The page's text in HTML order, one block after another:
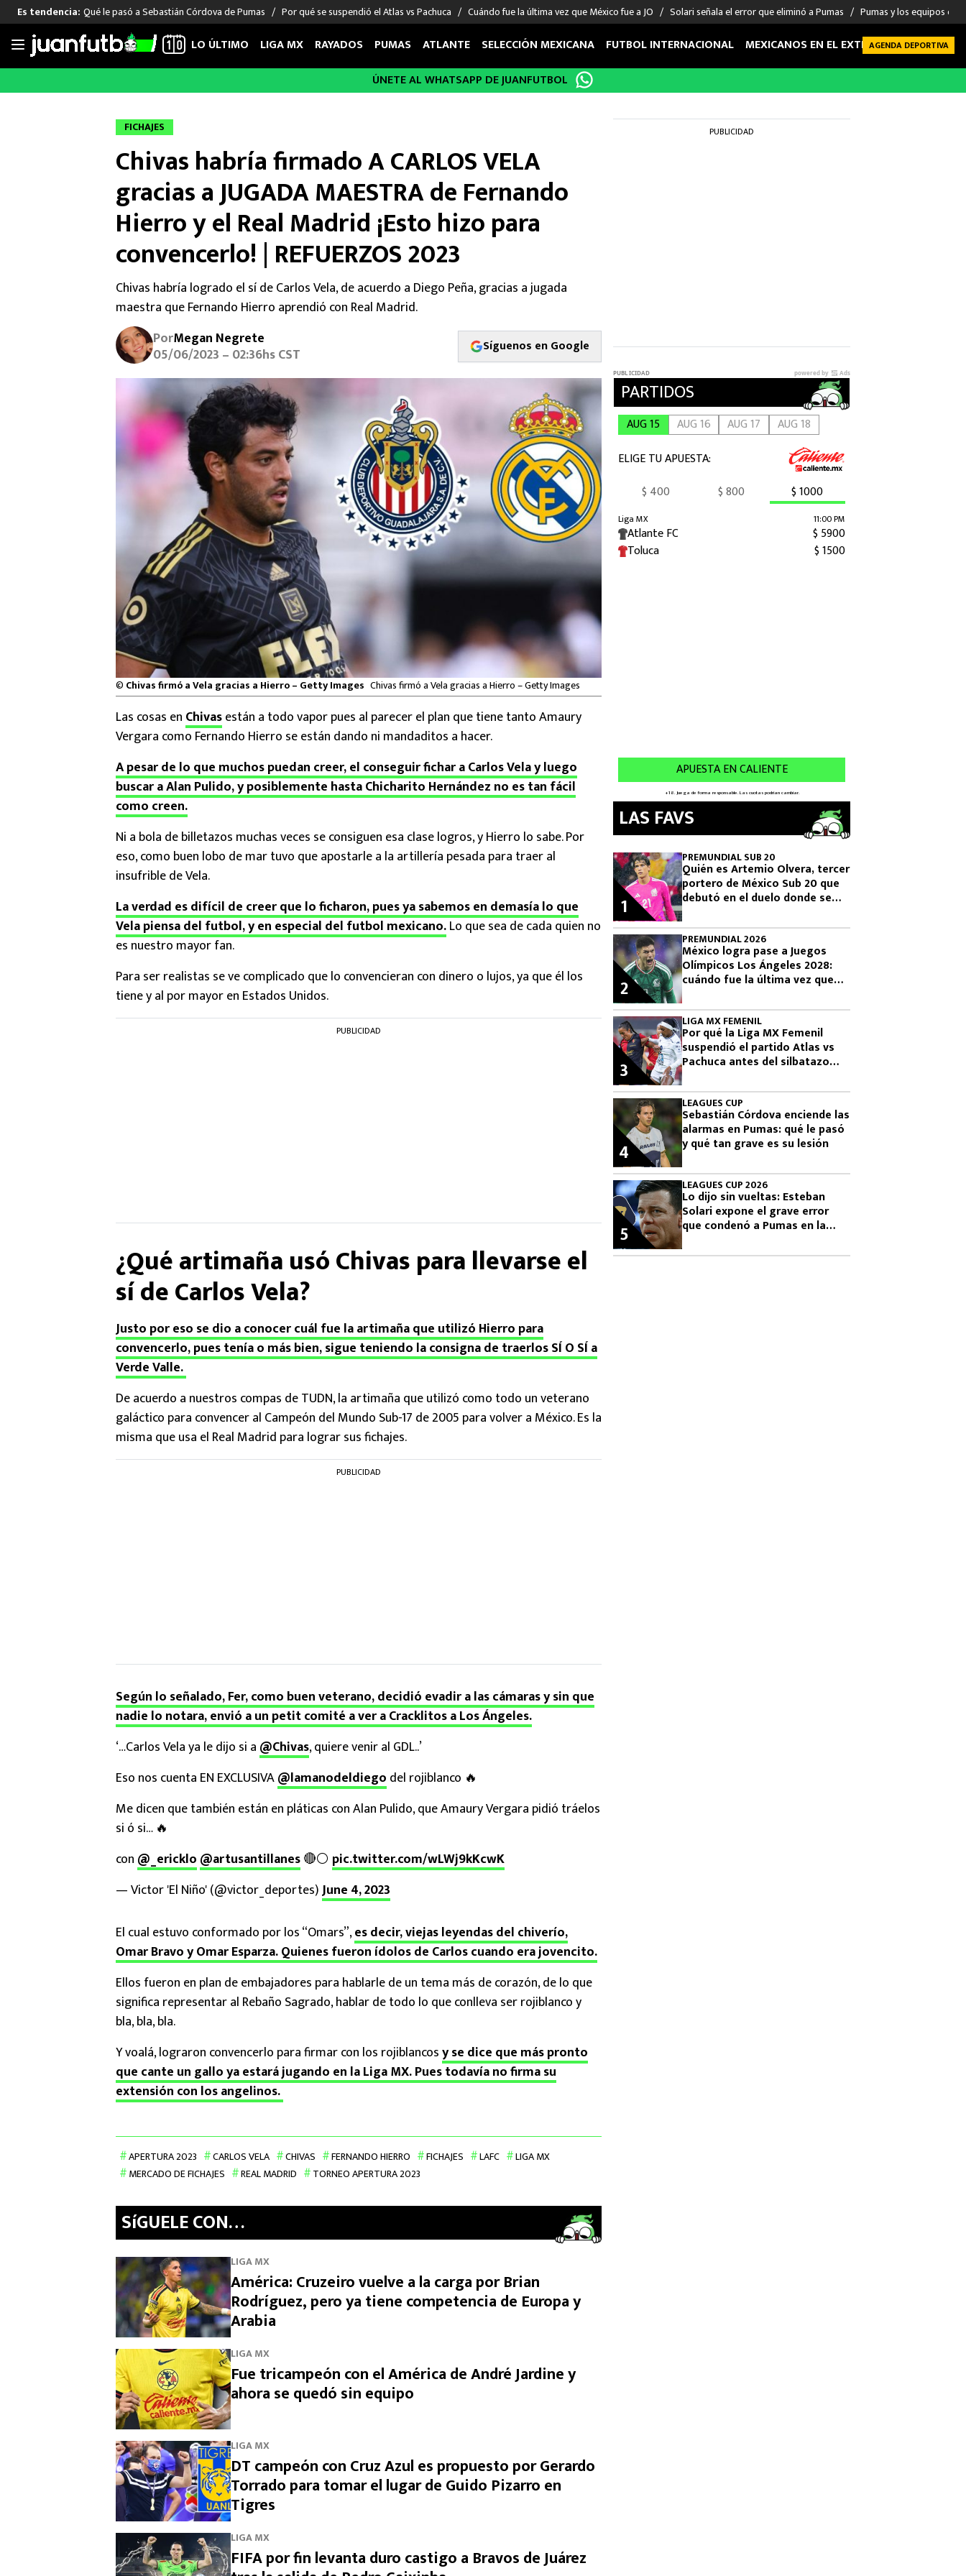
Saltar
Es tendencia: Qué le pasó a Sebastián Córdova de Pumas Por qué se suspendió el Atlas vs Pachuca Cuándo fue la última vez que México fue a JO Solari señala el error que eliminó a Pumas Pumas y los equipos
LIGA MX
Chivas de Guadalajara
Liga MX Femenil
FUT INTERNACIONAL
Las Noticias
Selección Mexicana
Champions League
Europa League
Real Madrid
Barcelona
MEXICANOS EN EL EXTRANJERO
Memo Ochoa
Edson Álvarez
Santiago Giménez
FIGURAS
Sergio Ramos
Giorgos Giakoumakis
André Jardine
DEPORTES
NFL
LO ÚLTIMO LIGA MX RAYADOS PUMAS ATLANTE SELECCIÓN MEXICANA FUTBOL INTERNACIONAL MEXICANOS EN EL EXTRANJERO FUTBOL
AGENDA DEPORTIVA
ÚNETE AL WHATSAPP DE JUANFUTBOL
FICHAJES
Chivas habría firmado A CARLOS VELA
gracias a JUGADA MAESTRA de Fernando
Hierro y el Real Madrid ¡Esto hizo para
convencerlo! | REFUERZOS 2023
Chivas habría logrado el sí de Carlos Vela, de acuerdo a Diego Peña, gracias a jugada
maestra que Fernando Hierro aprendió con Real Madrid.
PorMegan Negrete
05/06/2023 – 02:36hs CST Síguenos en Google
© Chivas firmó a Vela gracias a Hierro – Getty Images Chivas firmó a Vela gracias a Hierro – Getty Images
Las cosas en Chivasestán a todo vapor pues al parecer el plan que tiene tanto Amaury
Vergara como Fernando Hierro se están dando ni mandaditos a hacer.
A pesar de lo que muchos puedan creer, el conseguir fichar a Carlos Vela y luego
buscar a Alan Pulido, y posiblemente hasta Chicharito Hernández no es tan fácil
como creen.
Ni a bola de billetazos muchas veces se consiguen esa clase logros, y Hierro lo sabe. Por
eso, como buen lobo de mar tuvo que apostarle a la artillería pesada para traer al
insufrible de Vela.
La verdad es difícil de creer que lo ficharon, pues ya sabemos en demasía lo que
Vela piensa del futbol, y en especial del futbol mexicano.Lo que sea de cada quien no
es nuestro mayor fan.
Para ser realistas se ve complicado que lo convencieran con dinero o lujos, ya que él los
tiene y al por mayor en Estados Unidos.
PUBLICIDAD
¿Qué artimaña usó Chivas para llevarse el
sí de Carlos Vela?
Justo por eso se dio a conocer cuál fue la artimaña que utilizó Hierro para
convencerlo, pues tenía o más bien, sigue teniendo la consigna de traerlos SÍ O SÍ a
Verde Valle.
De acuerdo a nuestros compas de TUDN, la artimaña que utilizó como todo un veterano
galáctico para convencer al Campeón del Mundo Sub-17 de 2005 para volver a México. Es la
misma que usa el Real Madrid para lograr sus fichajes.
PUBLICIDAD
Según lo señalado, Fer, como buen veterano, decidió evadir a las cámaras y sin que
nadie lo notara, envió a un petit comité a ver a Cracklitos a Los Ángeles.
‘…Carlos Vela ya le dijo si a @Chivas, quiere venir al GDL..’
Eso nos cuenta EN EXCLUSIVA@lamanodeldiego del rojiblanco 🔥
Me dicen que también están en pláticas con Alan Pulido, que Amaury Vergara pidió tráelos
si ó si… 🔥
con @_ericklo @artusantillanes🔴⚪️ pic.twitter.com/wLWj9kKcwK
— Victor 'El Niño' (@victor_deportes)June 4, 2023
El cual estuvo conformado por los “Omars”,es decir, viejas leyendas del chiverío,
Omar Bravo y Omar Esparza. Quienes fueron ídolos de Carlos cuando era jovencito.
Ellos fueron en plan de embajadores para hablarle de un tema más de corazón, de lo que
significa representar al Rebaño Sagrado, hablar de todo lo que conlleva ser rojiblanco y
bla, bla, bla.
Y voalá, lograron convencerlo para firmar con los rojiblancosy se dice que más pronto
que cante un gallo ya estará jugando en la Liga MX. Pues todavía no firma su
extensión con los angelinos.
APERTURA 2023 CARLOS VELA CHIVAS FERNANDO HIERRO FICHAJES LAFC
LIGA MX
MERCADO DE FICHAJES
REAL MADRID TORNEO APERTURA 2023
SíGUELE CON…
LIGA MX
América: Cruzeiro vuelve a la carga por Brian
Rodríguez, pero ya tiene competencia de Europa y
Arabia
LIGA MX
Fue tricampeón con el América de André Jardine y
ahora se quedó sin equipo
LIGA MX
DT campeón con Cruz Azul es propuesto por Gerardo
Torrado para tomar el lugar de Guido Pizarro en
Tigres
LIGA MX
FIFA por fin levanta duro castigo a Bravos de Juárez
PUBLICIDAD
LAS FAVS
PREMUNDIAL SUB 20
Quién es Artemio Olvera, tercer
portero de México Sub 20 que
debutó en el duelo donde se
1
PREMUNDIAL 2026
México logra pase a Juegos
Olímpicos Los Ángeles 2028:
cuándo fue la última vez que
2
LIGA MX FEMENIL
Por qué la Liga MX Femenil
suspendió el partido Atlas vs
Pachuca antes del silbatazo
3
LEAGUES CUP
Sebastián Córdova enciende las
alarmas en Pumas: qué le pasó
y qué tan grave es su lesión
4
LEAGUES CUP 2026
Lo dijo sin vueltas: Esteban
Solari expone el grave error
que condenó a Pumas en la
5